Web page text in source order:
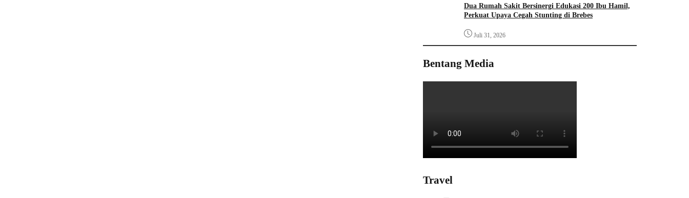
Dua Rumah Sakit Bersinergi Edukasi 200 Ibu Hamil,
Perkuat Upaya Cegah Stunting di Brebes
Juli 31, 2026
Bentang Media
Travel